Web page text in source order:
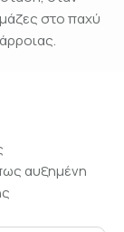
στο παχύ
αυξημένη